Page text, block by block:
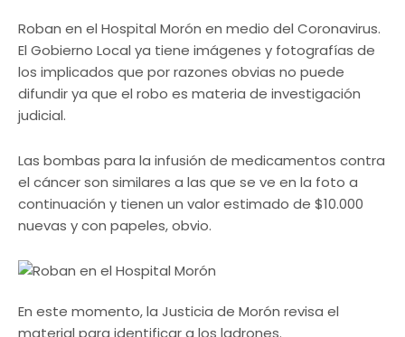
Roban en el Hospital Morón en medio del Coronavirus.
El Gobierno Local ya tiene imágenes y fotografías de
los implicados que por razones obvias no puede
difundir ya que el robo es materia de investigación
judicial.
Las bombas para la infusión de medicamentos contra
el cáncer son similares a las que se ve en la foto a
continuación y tienen un valor estimado de $10.000
nuevas y con papeles, obvio.
En este momento, la Justicia de Morón revisa el
material para identificar a los ladrones.